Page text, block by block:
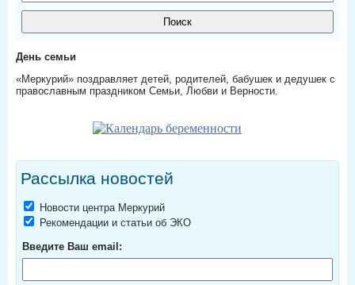
День семьи
«Меркурий» поздравляет детей, родителей, бабушек и дедушек с
православным праздником Семьи, Любви и Верности.
Рассылка новостей
Новости центра Меркурий
Рекомендации и статьи об ЭКО
Введите Ваш email: